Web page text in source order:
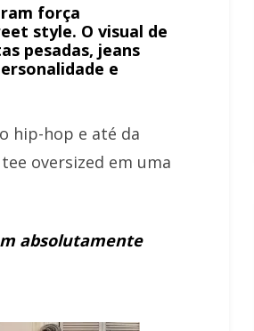
força
style. O visual de
pesadas, jeans
e
hip-hop e até da
oversized em uma
absolutamente